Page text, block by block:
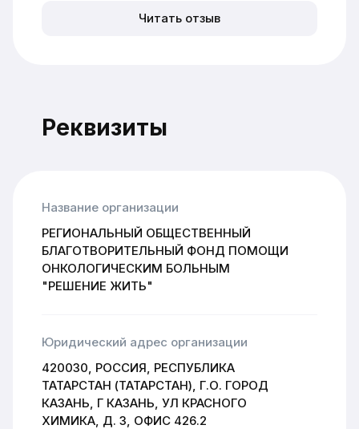
Читать отзыв
Реквизиты
Название организации
РЕГИОНАЛЬНЫЙ ОБЩЕСТВЕННЫЙ
БЛАГОТВОРИТЕЛЬНЫЙ ФОНД ПОМОЩИ
ОНКОЛОГИЧЕСКИМ БОЛЬНЫМ
"РЕШЕНИЕ ЖИТЬ"
Юридический адрес организации
420030, РОССИЯ, РЕСПУБЛИКА
ТАТАРСТАН (ТАТАРСТАН), Г.О. ГОРОД
КАЗАНЬ, Г КАЗАНЬ, УЛ КРАСНОГО
ХИМИКА, Д. 3, ОФИС 426.2